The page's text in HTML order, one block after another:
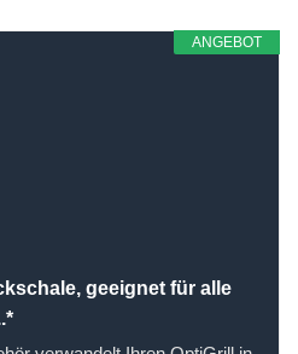
ANGEBOT
geeignet für alle